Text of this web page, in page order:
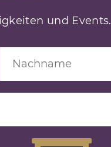
und Events.